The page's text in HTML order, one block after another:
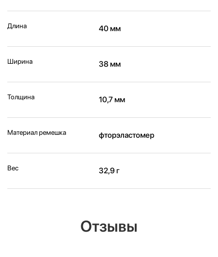
Длина 40 мм
Ширина 38 мм
Толщина 10,7 мм
Материал ремешка фторэластомер
Вес 32,9 г
Отзывы